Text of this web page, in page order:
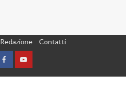
Redazione Contatti
FacebookYountube